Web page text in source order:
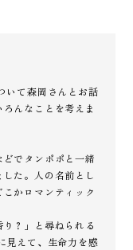
いて森岡さんとお話
んなことを考えま
でタンポポと一緒
た。人の名前とし
かロマンティック
？」と尋ねられる
見えて、生命力を感